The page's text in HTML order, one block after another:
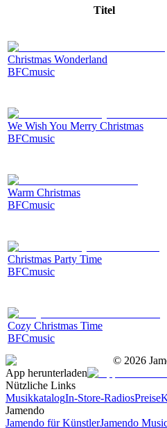
Titel
Christmas Wonderland
BFCmusic
We Wish You Merry Christmas
BFCmusic
Warm Christmas
BFCmusic
Christmas Party Time
BFCmusic
Cozy Christmas Time
BFCmusic
© 2026
App herunterladen
Nützliche Links
MusikkatalogIn-Store-RadiosPreise
Jamendo
Jamendo für KünstlerJamendo